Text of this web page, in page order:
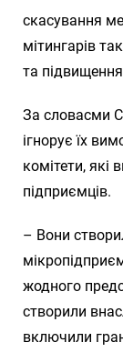
скасування
мітингарів
та
За словасми
ігнорує їх
комітети, які
підприємців.
– Вони
жодного
створили
включили